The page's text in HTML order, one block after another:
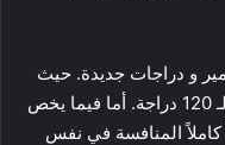
و دراجات جديدة. حيث
سيجد اللاعبون 22 مضماراً كاملاً اضافةً لـ 120 دراجة. أما فيما يخص
، فيمكن لـ 22 لاعباً كاملاً المنافسة في نفس